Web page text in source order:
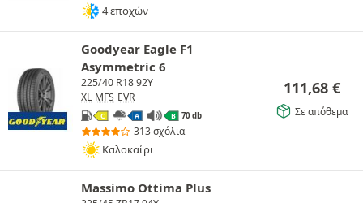
4 εποχών
Goodyear Eagle F1
Asymmetric 6
225/40 R18 92Y
XL MFS EVR
C A B 70 db
313 σχόλια
Καλοκαίρι
111,68 €
Σε απόθεμα
Massimo Ottima Plus